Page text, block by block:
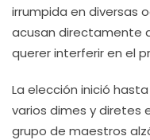
irrumpida en diversas
acusan directamente
querer interferir en el
La elección inició
varios dimes y diretes
grupo de maestros